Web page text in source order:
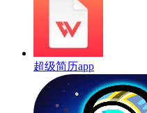
超级简历app